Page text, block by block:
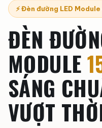
⚡ Đèn đường LED
ĐÈN
MODULE
SÁNG
VƯỢT